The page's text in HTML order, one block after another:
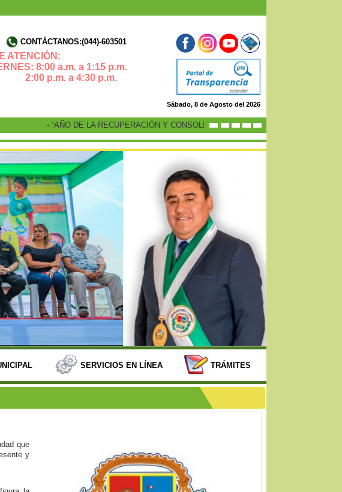
CONTÁCTANOS:(044)-603501
ATENCIÓN:
8:00 a.m. a 1:15 p.m.
a 4:30 p.m.
Sábado, 8 de Agosto del 2026
- “AÑO DE LA RECUPERACIÓN Y CONSOLIDACIÓN DE LA ECONOMÍA PERUANA”
SERVICIOS EN LÍNEA TRÁMITES
que
y